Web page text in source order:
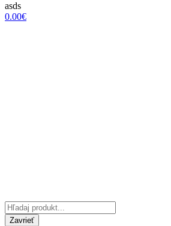
asds
0.00€
Zavrieť